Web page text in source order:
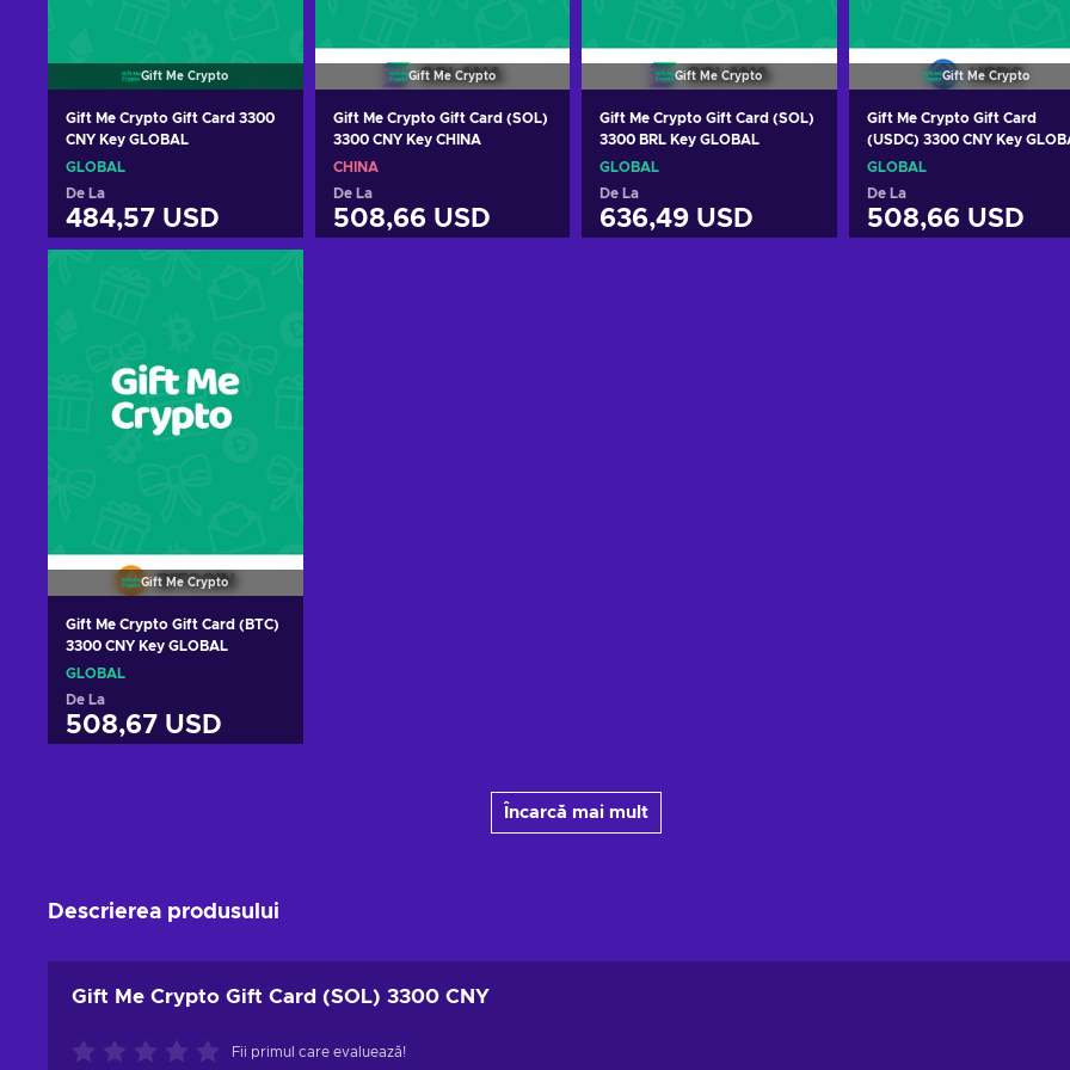
Gift Me Crypto
Gift Me Crypto Gift Card 3300
CNY Key GLOBAL
GLOBAL
De La
484,57 USD
Gift Me Crypto
Gift Me Crypto Gift Card (SOL)
3300 CNY Key CHINA
CHINA
De La
508,66 USD
Gift Me Crypto
Gift Me Crypto Gift Card (SOL)
3300 BRL Key GLOBAL
GLOBAL
De La
636,49 USD
Gift Me Crypto
Gift Me Crypto Gift Card
(USDC) 3300 CNY Key
GLOBAL
De La
508,66 USD
Gift Me Crypto
Gift Me Crypto Gift Card (BTC)
3300 CNY Key GLOBAL
GLOBAL
De La
508,67 USD
Încarcă mai mult
Descrierea produsului
Gift Me Crypto Gift Card (SOL) 3300 CNY
Fii primul care evaluează!